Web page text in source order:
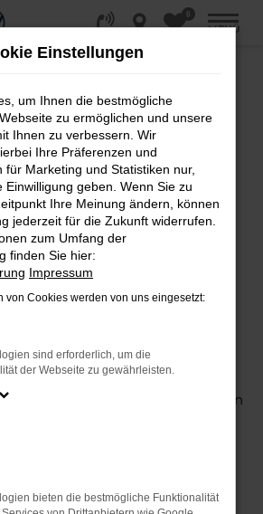
0
MENÜ
/
|
NACH
MOBIL IN
unterwegs sind, ist ein VW
Wahl, die Sie treffen können.
durch Ihre enorme Qualität
Verarbeitung. Gerade die aktuellen
tragen bereits die neuen
in sich und
Komfort und ein rundum
Hinzu kommt, dass Sie mit
die Luft in Detmold und die
Einstellungen
um Ihnen die bestmögliche
zu ermöglichen und unsere
Ihnen zu verbessern. Wir
Ihre Präferenzen und
für Marketing und Statistiken nur,
Einwilligung geben. Wenn Sie zu
Ihre Meinung ändern, können
jederzeit für die Zukunft widerrufen.
zum Umfang der
finden Sie hier:
Impressum
von Cookies werden von uns eingesetzt:
sind erforderlich, um die
der Webseite zu gewährleisten.
bieten die bestmögliche Funktionalität